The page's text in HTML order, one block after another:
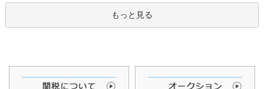
もっと見る